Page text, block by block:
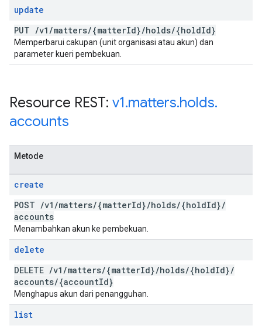
update
PUT /v1 /matters/{matterId}/holds/{holdId}
Memperbarui cakupan (unit organisasi atau akun) dan
parameter kueri pembekuan.
Resource REST: v1.matters.holds.
accounts
Metode
create
POST /v1 /matters/{matterId}/holds/{holdId}/
accounts
Menambahkan akun ke pembekuan.
delete
DELETE /v1 /matters/{matterId}/holds/{holdId}/
accounts/{accountId}
Menghapus akun dari penangguhan.
list